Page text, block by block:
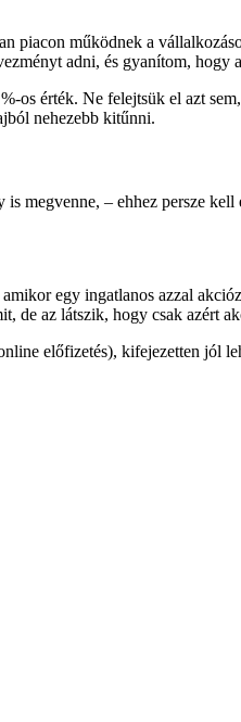
működnek a
adni, és gyanítom, hogy
os érték. Ne felejtsük el azt
nehezebb kitűnni.
megvenne, – ehhez persze
egy ingatlanos azzal
de az látszik, hogy csak azért
előfizetés), kifejezetten